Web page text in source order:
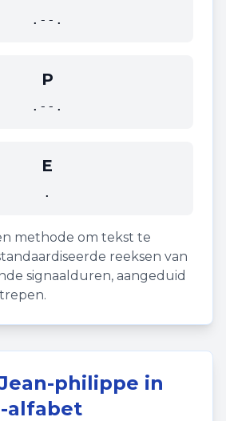
.--.
P
.--.
E
.
methode om tekst te
reeksen van
signaalduren, aangeduid
philippe in
alfabet